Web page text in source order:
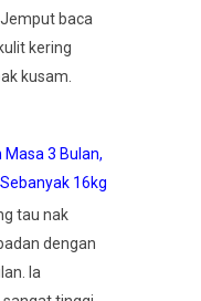
baca
kering
kusam.
Masa 3 Bulan,
16kg
tau nak
dengan
Ia